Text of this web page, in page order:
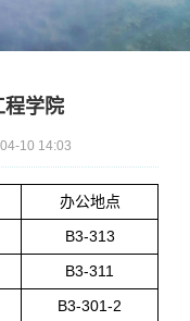
程学院
10 14:03
办公地点
B3-313
B3-311
B3-301-2